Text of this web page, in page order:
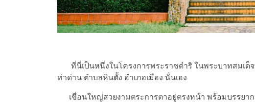
ที่นี่เป็นหนึ่งในโครงการพระราชดำริ ในพระบาทสมเด็
ท่าด่าน ตำบลหินตั้ง อำเภอเมือง นั่นเอง
เขื่อนใหญ่สวยงามตระการตาอยู่ตรงหน้า พร้อมบรรยาก